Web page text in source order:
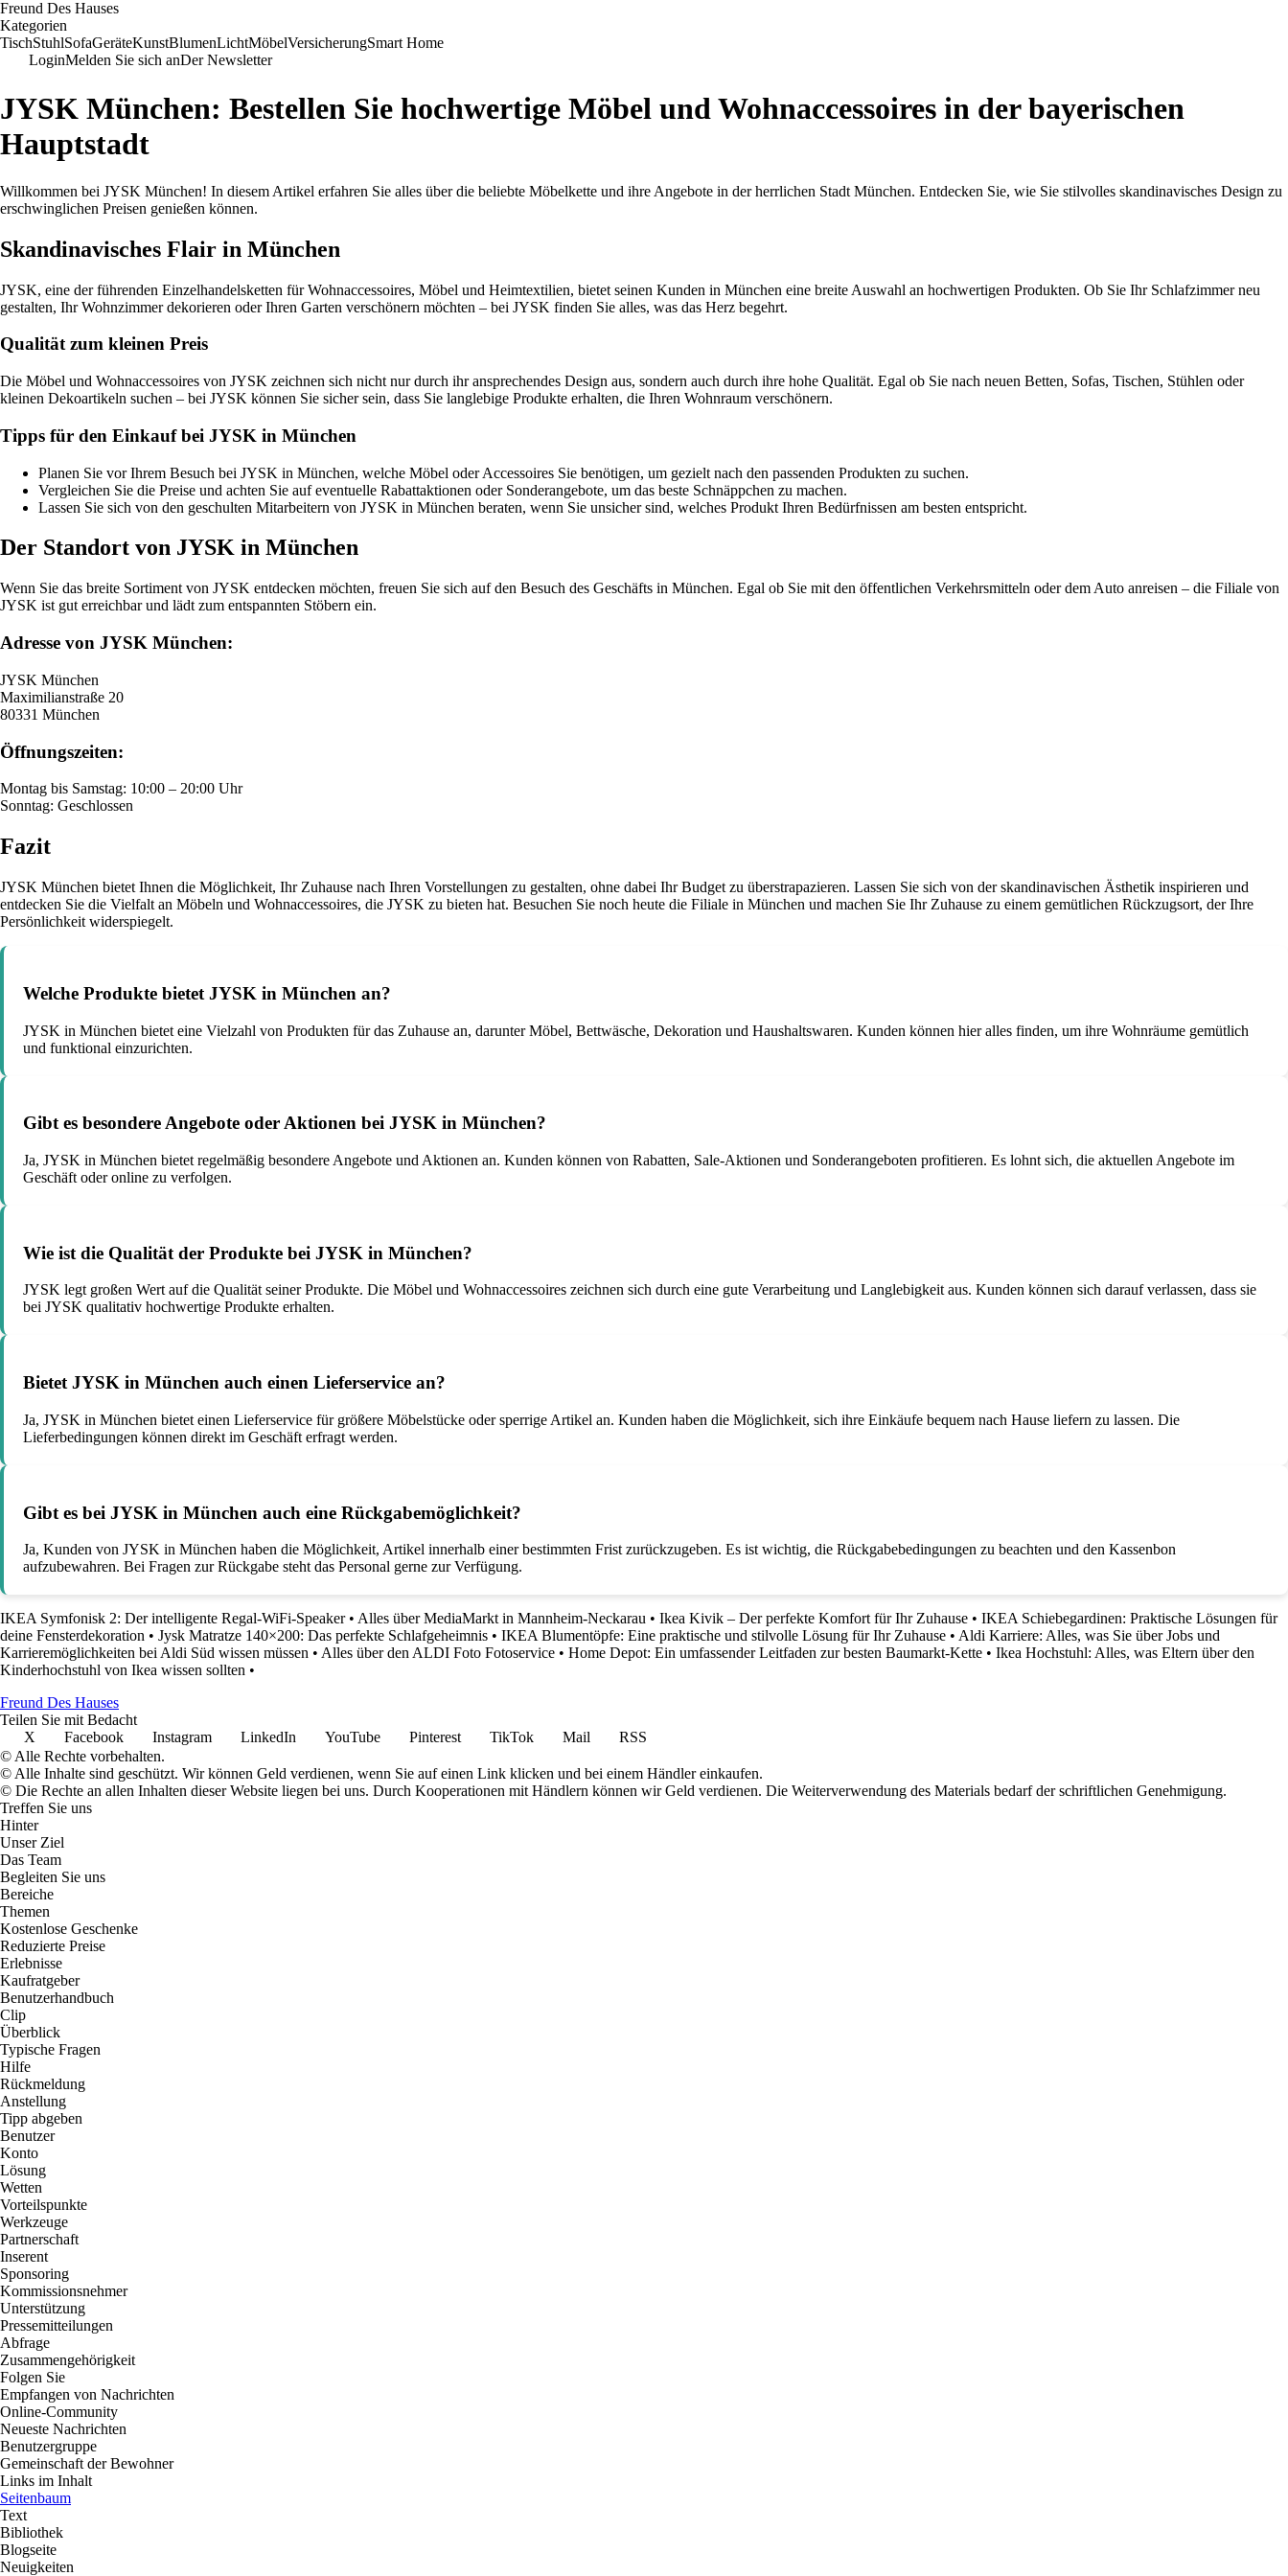
Freund Des Hauses
Kategorien
TischStuhlSofaGeräteKunstBlumenLichtMöbelVersicherungSmart Home
LoginMelden Sie sich anDer Newsletter
JYSK München: Bestellen Sie hochwertige Möbel und Wohnaccessoires in der bayerischen
Hauptstadt
Willkommen bei JYSK München! In diesem Artikel erfahren Sie alles über die beliebte Möbelkette und ihre Angebote in der herrlichen Stadt München. Entdecken Sie, wie Sie stilvolles skandinavisches Design zu
erschwinglichen Preisen genießen können.
Skandinavisches Flair in München
JYSK, eine der führenden Einzelhandelsketten für Wohnaccessoires, Möbel und Heimtextilien, bietet seinen Kunden in München eine breite Auswahl an hochwertigen Produkten. Ob Sie Ihr Schlafzimmer neu
gestalten, Ihr Wohnzimmer dekorieren oder Ihren Garten verschönern möchten – bei JYSK finden Sie alles, was das Herz begehrt.
Qualität zum kleinen Preis
Die Möbel und Wohnaccessoires von JYSK zeichnen sich nicht nur durch ihr ansprechendes Design aus, sondern auch durch ihre hohe Qualität. Egal ob Sie nach neuen Betten, Sofas, Tischen, Stühlen oder
kleinen Dekoartikeln suchen – bei JYSK können Sie sicher sein, dass Sie langlebige Produkte erhalten, die Ihren Wohnraum verschönern.
Tipps für den Einkauf bei JYSK in München
Planen Sie vor Ihrem Besuch bei JYSK in München, welche Möbel oder Accessoires Sie benötigen, um gezielt nach den passenden Produkten zu suchen.
Vergleichen Sie die Preise und achten Sie auf eventuelle Rabattaktionen oder Sonderangebote, um das beste Schnäppchen zu machen.
Lassen Sie sich von den geschulten Mitarbeitern von JYSK in München beraten, wenn Sie unsicher sind, welches Produkt Ihren Bedürfnissen am besten entspricht.
Der Standort von JYSK in München
Wenn Sie das breite Sortiment von JYSK entdecken möchten, freuen Sie sich auf den Besuch des Geschäfts in München. Egal ob Sie mit den öffentlichen Verkehrsmitteln oder dem Auto anreisen – die Filiale von
JYSK ist gut erreichbar und lädt zum entspannten Stöbern ein.
Adresse von JYSK München:
JYSK München
Maximilianstraße 20
80331 München
Öffnungszeiten:
Montag bis Samstag: 10:00 – 20:00 Uhr
Sonntag: Geschlossen
Fazit
JYSK München bietet Ihnen die Möglichkeit, Ihr Zuhause nach Ihren Vorstellungen zu gestalten, ohne dabei Ihr Budget zu überstrapazieren. Lassen Sie sich von der skandinavischen Ästhetik inspirieren und
entdecken Sie die Vielfalt an Möbeln und Wohnaccessoires, die JYSK zu bieten hat. Besuchen Sie noch heute die Filiale in München und machen Sie Ihr Zuhause zu einem gemütlichen Rückzugsort, der Ihre
Persönlichkeit widerspiegelt.
Welche Produkte bietet JYSK in München an?
JYSK in München bietet eine Vielzahl von Produkten für das Zuhause an, darunter Möbel, Bettwäsche, Dekoration und Haushaltswaren. Kunden können hier alles finden, um ihre Wohnräume gemütlich
und funktional einzurichten.
Gibt es besondere Angebote oder Aktionen bei JYSK in München?
Ja, JYSK in München bietet regelmäßig besondere Angebote und Aktionen an. Kunden können von Rabatten, Sale-Aktionen und Sonderangeboten profitieren. Es lohnt sich, die aktuellen Angebote im
Geschäft oder online zu verfolgen.
Wie ist die Qualität der Produkte bei JYSK in München?
JYSK legt großen Wert auf die Qualität seiner Produkte. Die Möbel und Wohnaccessoires zeichnen sich durch eine gute Verarbeitung und Langlebigkeit aus. Kunden können sich darauf verlassen, dass sie
bei JYSK qualitativ hochwertige Produkte erhalten.
Bietet JYSK in München auch einen Lieferservice an?
Ja, JYSK in München bietet einen Lieferservice für größere Möbelstücke oder sperrige Artikel an. Kunden haben die Möglichkeit, sich ihre Einkäufe bequem nach Hause liefern zu lassen. Die
Lieferbedingungen können direkt im Geschäft erfragt werden.
Gibt es bei JYSK in München auch eine Rückgabemöglichkeit?
Ja, Kunden von JYSK in München haben die Möglichkeit, Artikel innerhalb einer bestimmten Frist zurückzugeben. Es ist wichtig, die Rückgabebedingungen zu beachten und den Kassenbon
aufzubewahren. Bei Fragen zur Rückgabe steht das Personal gerne zur Verfügung.
IKEA Symfonisk 2: Der intelligente Regal-WiFi-Speaker• Alles über MediaMarkt in Mannheim-Neckarau • Ikea Kivik – Der perfekte Komfort für Ihr Zuhause • IKEA Schiebegardinen: Praktische Lösungen für
deine Fensterdekoration • Jysk Matratze 140×200: Das perfekte Schlafgeheimnis • IKEA Blumentöpfe: Eine praktische und stilvolle Lösung für Ihr Zuhause • Aldi Karriere: Alles, was Sie über Jobs und
Karrieremöglichkeiten bei Aldi Süd wissen müssen • Alles über den ALDI Foto Fotoservice • Home Depot: Ein umfassender Leitfaden zur besten Baumarkt-Kette • Ikea Hochstuhl: Alles, was Eltern über den
Kinderhochstuhl von Ikea wissen sollten •
Freund Des Hauses
Teilen Sie mit Bedacht
X
Facebook Instagram LinkedIn YouTube Pinterest TikTok Mail
RSS
© Alle Rechte vorbehalten.
© Alle Inhalte sind geschützt. Wir können Geld verdienen, wenn Sie auf einen Link klicken und bei einem Händler einkaufen.
© Die Rechte an allen Inhalten dieser Website liegen bei uns. Durch Kooperationen mit Händlern können wir Geld verdienen. Die Weiterverwendung des Materials bedarf der schriftlichen Genehmigung.
Treffen Sie uns
Hinter
Unser Ziel
Das Team
Begleiten Sie uns
Bereiche
Themen
Kostenlose Geschenke
Reduzierte Preise
Erlebnisse
Kaufratgeber
Benutzerhandbuch
Clip
Überblick
Typische Fragen
Hilfe
Rückmeldung
Anstellung
Tipp abgeben
Benutzer
Konto
Lösung
Wetten
Vorteilspunkte
Werkzeuge
Partnerschaft
Inserent
Sponsoring
Kommissionsnehmer
Unterstützung
Pressemitteilungen
Abfrage
Zusammengehörigkeit
Folgen Sie
Empfangen von Nachrichten
Online-Community
Neueste Nachrichten
Benutzergruppe
Gemeinschaft der Bewohner
Links im Inhalt
Seitenbaum
Text
Bibliothek
Blogseite
Neuigkeiten